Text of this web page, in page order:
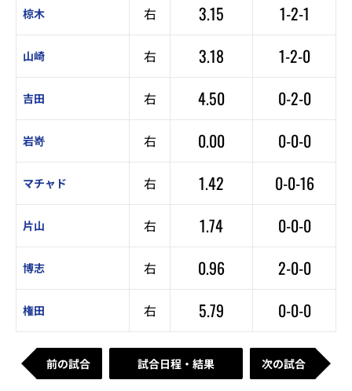
椋木 右 3.15 1-2-1
山崎 右 3.18 1-2-0
吉田 右 4.50 0-2-0
岩嵜 右 0.00 0-0-0
マチャド 右 1.42 0-0-16
片山 右 1.74 0-0-0
博志 右 0.96 2-0-0
権田 右 5.79 0-0-0
前の試合 試合日程・結果 次の試合